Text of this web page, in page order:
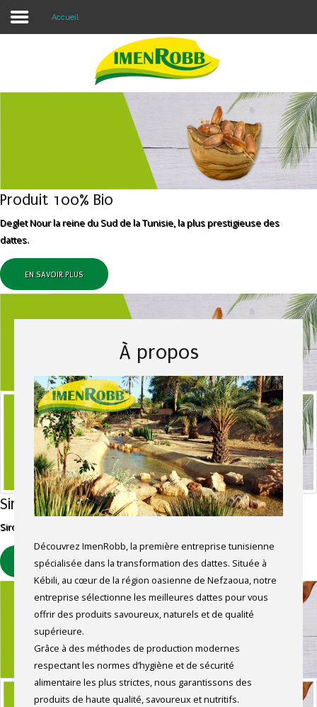
Blog
Accueil
Produit 100% Bio
Deglet Nour la reine du Sud de la Tunisie, la plus prestigieuse des
dattes.
EN SAVOIR PLUS
Sirop de dattes
Sirop sucré foncé obtenu à partir d'extrait de dattes.
EN SAVOIR PLUS
À propos
Découvrez ImenRobb, la première entreprise tunisienne
spécialisée dans la transformation des dattes. Située à
Kébili, au cœur de la région oasienne de Nefzaoua, notre
entreprise sélectionne les meilleures dattes pour vous
offrir des produits savoureux, naturels et de qualité
supérieure.
Grâce à des méthodes de production modernes
respectant les normes d’hygiène et de sécurité
alimentaire les plus strictes, nous garantissons des
produits de haute qualité, savoureux et nutritifs.